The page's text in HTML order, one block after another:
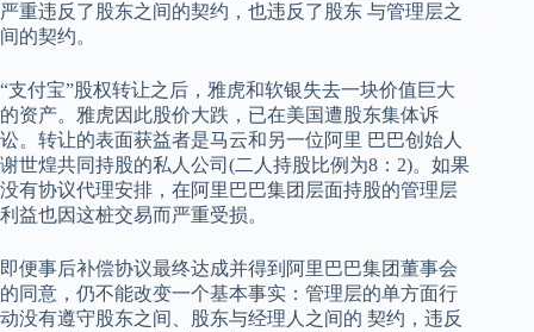
严重违反了股东之间的契约，也违反了股东 与管理层之
间的契约。
“支付宝”股权转让之后，雅虎和软银失去一块价值巨大
的资产。雅虎因此股价大跌，已在美国遭股东集体诉
讼。转让的表面获益者是马云和另一位阿里 巴巴创始人
谢世煌共同持股的私人公司(二人持股比例为8：2)。如果
没有协议代理安排，在阿里巴巴集团层面持股的管理层
利益也因这桩交易而严重受损。
即便事后补偿协议最终达成并得到阿里巴巴集团董事会
的同意，仍不能改变一个基本事实：管理层的单方面行
动没有遵守股东之间、股东与经理人之间的 契约，违反